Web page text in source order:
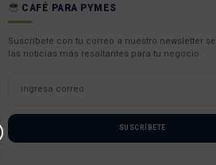
CAFÉ PARA PYMES
Suscríbete con tu correo a nuestro newsletter
las noticias más resaltantes para tu negocio.
SUSCRÍBETE